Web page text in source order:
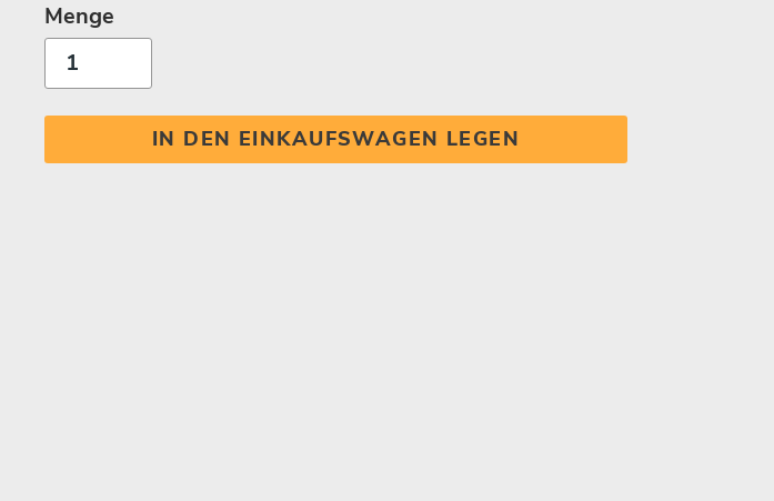
Menge
IN DEN EINKAUFSWAGEN LEGEN